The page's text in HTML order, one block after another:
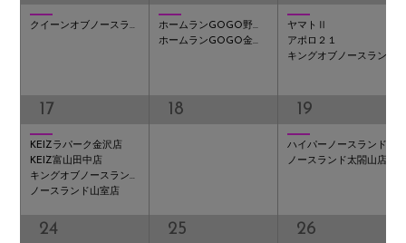
クイーンオブノースランド砺波店
ホームランGOGO野々市店
ホームランGOGO金沢店
ヤマトⅡ
アポロ２１
17
KEIZラパーク金沢店
KEIZ富山田中店
キングオブノースランド富山店
ノースランド山室店
18 19
ノースランド太閤山店
24 25 26